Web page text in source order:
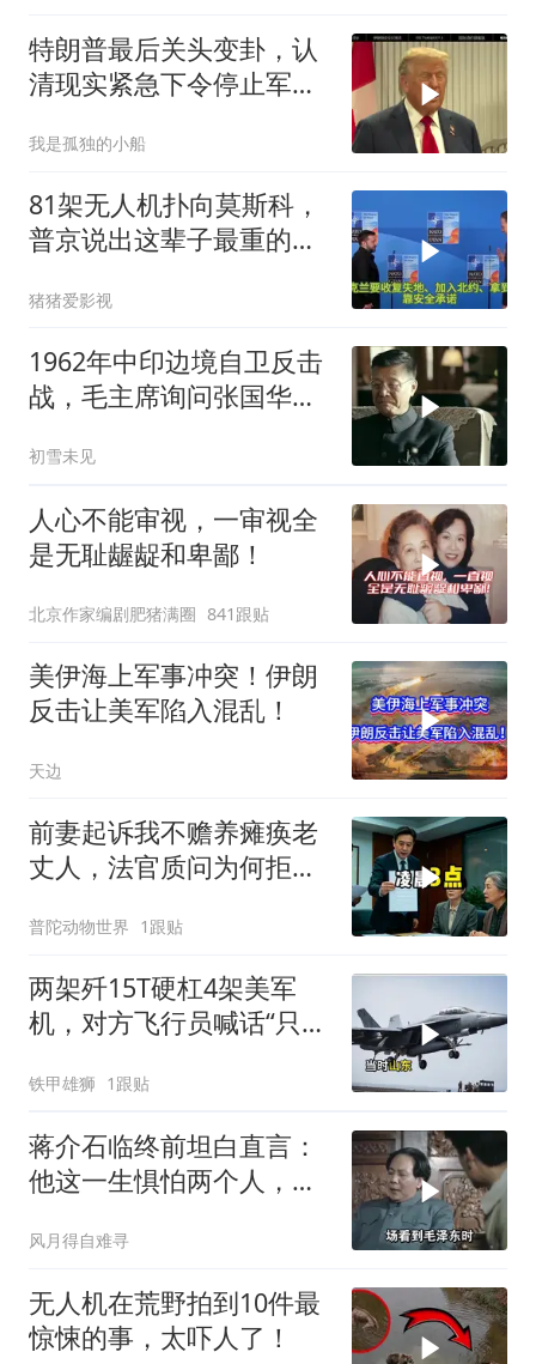
特朗普最后关头变卦，认
清现实紧急下令停止军事
我是孤独的小船
81架无人机扑向莫斯科，
普京说出这辈子最重的一
猪猪爱影视
1962年中印边境自卫反击
战，毛主席询问张国华能
初雪未见
人心不能审视，一审视全
是无耻龌龊和卑鄙！
北京作家编剧肥猪满圈 841跟贴
美伊海上军事冲突！伊朗
反击让美军陷入混乱！
天边
前妻起诉我不赡养瘫痪老
丈人，法官质问为何拒不
普陀动物世界 1跟贴
两架歼15T硬杠4架美军
机，对方飞行员喊话“只想
铁甲雄狮 1跟贴
蒋介石临终前坦白直言：
他这一生惧怕两个人，却
风月得自难寻
无人机在荒野拍到10件最
惊悚的事，太吓人了！